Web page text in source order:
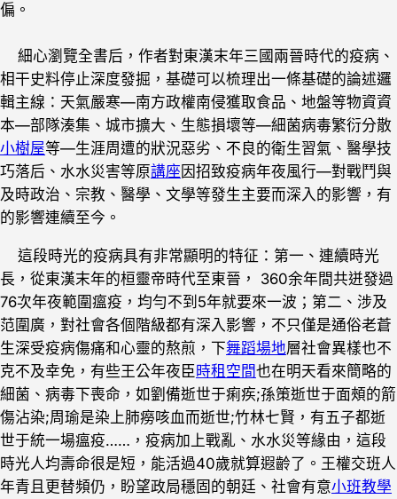
偏。
細心瀏覽全書后，作者對東漢末年三國兩晉時代的疫病、
相干史料停止深度發掘，基礎可以梳理出一條基礎的論述邏
輯主線：天氣嚴寒—南方政權南侵獲取食品、地盤等物資資
本—部隊湊集、城市擴大、生態損壞等—細菌病毒繁衍分散
小樹屋等—生涯周遭的狀況惡劣、不良的衛生習氣、醫學技
巧落后、水水災害等原講座 因招致疫病年夜風行—對戰鬥與
及時政治、宗教、醫學、文學等發生主要而深入的影響，有
的影響連續至今。
這段時光的疫病具有非常顯明的特征：第一、連續時光
長，從東漢末年的桓靈帝時代至東晉， 360余年間共迸發過
76次年夜範圍瘟疫，均勻不到5年就要來一波；第二、涉及
范圍廣，對社會各個階級都有深入影響，不只僅是通俗老蒼
生深受疫病傷痛和心靈的熬煎，下舞蹈場地層社會異樣也不
克不及幸免，有些王公年夜臣時租空間也在明天看來簡略的
細菌、病毒下喪命，如劉備逝世于痢疾;孫策逝世于面頰的箭
傷沾染;周瑜是染上肺癆咳血而逝世;竹林七賢，有五子都逝
世于統一場瘟疫……，疫病加上戰亂、水水災等緣由，這段
時光人均壽命很是短，能活過40歲就算遐齡了。王權交班人
年青且更替頻仍，盼望政局穩固的朝廷、社會有意小班教學